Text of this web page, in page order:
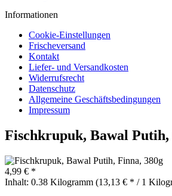
Informationen
Cookie-Einstellungen
Frischeversand
Kontakt
Liefer- und Versandkosten
Widerrufsrecht
Datenschutz
Allgemeine Geschäftsbedingungen
Impressum
Fischkrupuk, Bawal Putih,
4,99 € *
Inhalt: 0.38 Kilogramm (13,13 € * / 1